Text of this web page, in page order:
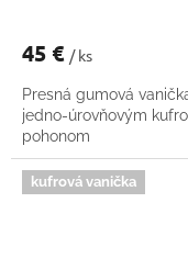
45 € / ks
Presná gumová
jedno-úrovňovým
pohonom
kufrová vanička